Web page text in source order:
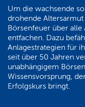
Um die wachsende
drohende
Börsenfeuer über
entfachen. Dazu
Anlagestrategien für
seit über 50 Jahren
unabhängigem
Wissensvorsprung,
Erfolgskurs bringt.